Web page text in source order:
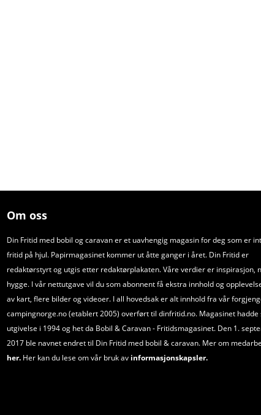
Om oss
Din Fritid med bobil og caravan er et uavhengig magasin for deg som er
fritid på hjul. Papirmagasinet kommer ut åtte ganger i året. Din Fritid er
redaktørstyrt og utgis etter redaktørplakaten. Våre verdier er inspirasjon,
hygge. I vår nettutgave vil du som abonnent få ekstra innhold og
av kart, flere bilder og videoer. I all hovedsak er alt innhold fra vår
campingnorge.no (etablert 2005) overført til dinfritid.no. Magasinet hadde
utgivelse i 1994 og het da Bobil &Caravan - Fritidsmagasinet. Den 1.
2017 ble navnet endret til Din Fritid med bobil &caravan. Mer om
her. Her kan du lese om vår bruk av informasjonskapsler.